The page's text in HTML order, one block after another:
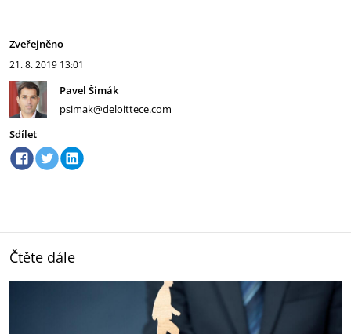
Zveřejněno
21. 8. 2019 13:01
Pavel Šimák
psimak@deloittece.com
Sdílet
Čtěte dále